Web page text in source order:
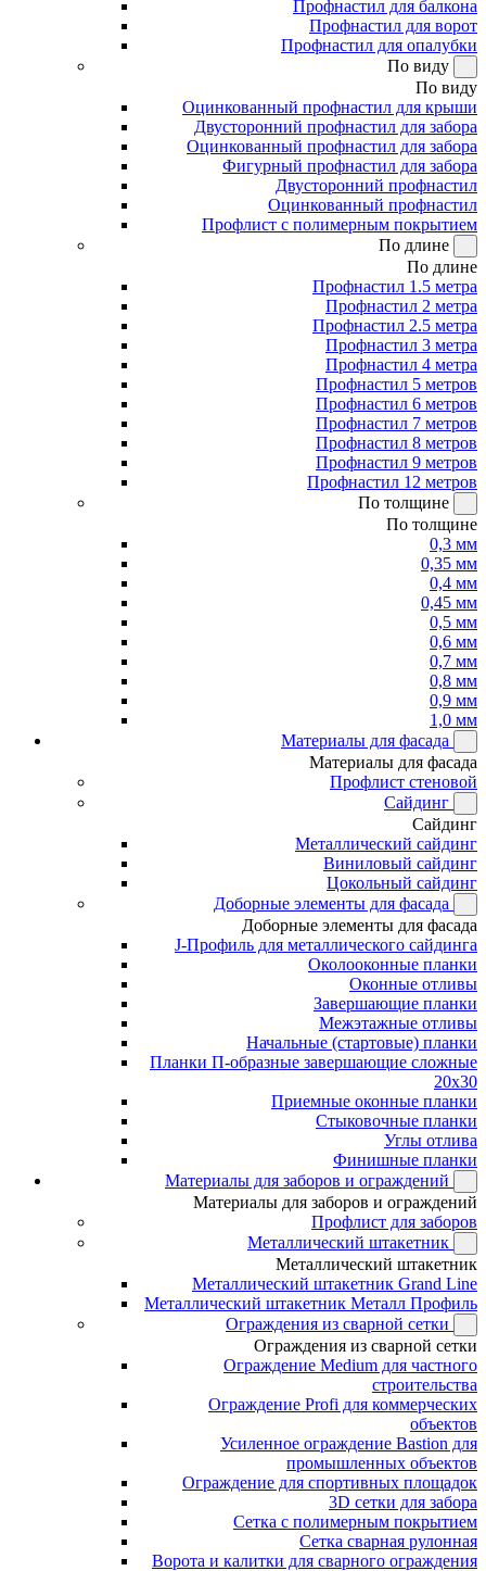
Профнастил для балкона
Профнастил для ворот
Профнастил для опалубки
По виду
По виду
Оцинкованный профнастил для крыши
Двусторонний профнастил для забора
Оцинкованный профнастил для забора
Фигурный профнастил для забора
Двусторонний профнастил
Оцинкованный профнастил
Профлист с полимерным покрытием
По длине
По длине
Профнастил 1.5 метра
Профнастил 2 метра
Профнастил 2.5 метра
Профнастил 3 метра
Профнастил 4 метра
Профнастил 5 метров
Профнастил 6 метров
Профнастил 7 метров
Профнастил 8 метров
Профнастил 9 метров
Профнастил 12 метров
По толщине
По толщине
0,3 мм
0,35 мм
0,4 мм
0,45 мм
0,5 мм
0,6 мм
0,7 мм
0,8 мм
0,9 мм
1,0 мм
Материалы для фасада
Материалы для фасада
Профлист стеновой
Сайдинг
Сайдинг
Металлический сайдинг
Виниловый сайдинг
Цокольный сайдинг
Доборные элементы для фасада
Доборные элементы для фасада
J-Профиль для металлического сайдинга
Околооконные планки
Оконные отливы
Завершающие планки
Межэтажные отливы
Начальные (стартовые) планки
Планки П-образные завершающие сложные
20x30
Приемные оконные планки
Стыковочные планки
Углы отлива
Финишные планки
Материалы для заборов и ограждений
Материалы для заборов и ограждений
Профлист для заборов
Металлический штакетник
Металлический штакетник
Металлический штакетник Grand Line
Металлический штакетник Металл Профиль
Ограждения из сварной сетки
Ограждения из сварной сетки
Ограждение Medium для частного
строительства
Ограждение Profi для коммерческих
объектов
Усиленное ограждение Bastion для
промышленных объектов
Ограждение для спортивных площадок
3D сетки для забора
Сетка с полимерным покрытием
Сетка сварная рулонная
Ворота и калитки для сварного ограждения